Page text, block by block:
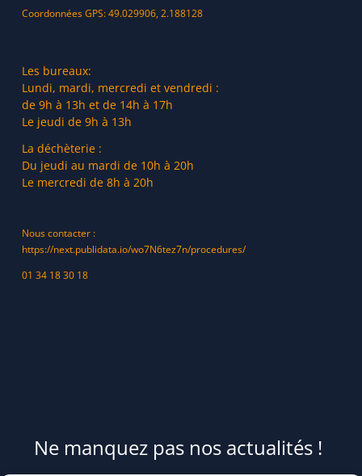
Coordonnées GPS: 49.029906, 2.188128
Les bureaux:
Lundi, mardi, mercredi et vendredi :
de 9h à 13h et de 14h à 17h
Le jeudi de 9h à 13h
La déchèterie :
Du jeudi au mardi de 10h à 20h
Le mercredi de 8h à 20h
Nous contacter :
https://next.publidata.io/wo7N6tez7n/procedures/
01 34 18 30 18
Ne manquez pas nos actualités !